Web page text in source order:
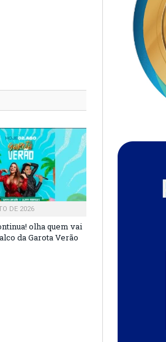
DE 2026
olha quem vai
da Garota Verão